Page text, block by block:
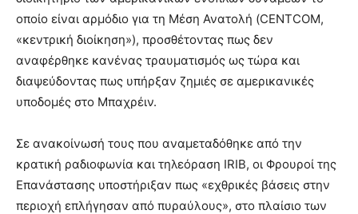
οποίο είναι αρμόδιο για τη Μέση Ανατολή (CENTCOM,
«κεντρική διοίκηση»), προσθέτοντας πως δεν
αναφέρθηκε κανένας τραυματισμός ως τώρα και
διαψεύδοντας πως υπήρξαν ζημιές σε αμερικανικές
υποδομές στο Μπαχρέιν.
Σε ανακοίνωσή τους που αναμεταδόθηκε από την
κρατική ραδιοφωνία και τηλεόραση IRIB, οι Φρουροί της
Επανάστασης υποστήριξαν πως «εχθρικές βάσεις στην
περιοχή επλήγησαν από πυραύλους», στο πλαίσιο των